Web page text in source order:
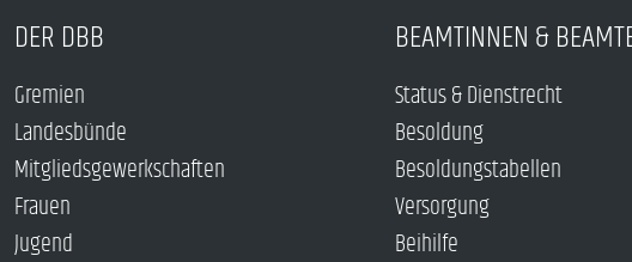
DER DBB
Gremien
Landesbünde
Mitgliedsgewerkschaften
Frauen
Jugend
BEAMTINNEN &
Status & Dienstrecht
Besoldung
Besoldungstabellen
Versorgung
Beihilfe